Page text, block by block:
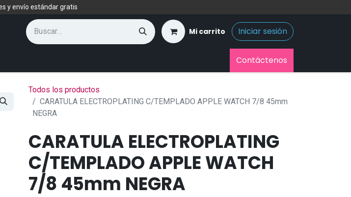
y envío estándar gratis
Mi carrito Iniciar sesión
Contáctenos
Todos los productos
CARATULA ELECTROPLATING C/TEMPLADO APPLE WATCH 7/8 45mm
NEGRA
CARATULA ELECTROPLATING
C/TEMPLADO APPLE WATCH
7/8 45mm NEGRA